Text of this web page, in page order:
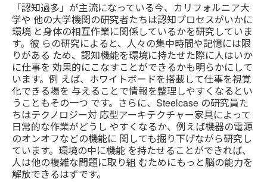
「認知過多」が主流になっている今、カリフォルニア大
学や 他の大学機関の研究者たちは認知プロセスがいかに
環境 と身体の相互作業に関係しているかを研究していま
す。彼 らの研究によると、人々の集中時間や記憶には限
りがある ため、認知機能を環境に持たせた際に人はいか
に仕事を 効果的にこなすことができるかも明らかにして
います。例 えば、ホワイトボードを搭載して仕事を視覚
化できる場を 与えることで情報を整理しやすくなるとい
うこともその一つ です。さらに、Steelcase の研究員た
ちはテクノロジー対 応型アーキテクチャー家具によって
日常的な作業がどうし やすくなるか、例えば機器の電源
のオンオフなどの機能に 関しても掘り下げながら研究し
ています。環境の中に機能 を持たせることができれば、
人は他の複雑な問題に取り組 むためにもっと脳の能力を
解放できるはずです。